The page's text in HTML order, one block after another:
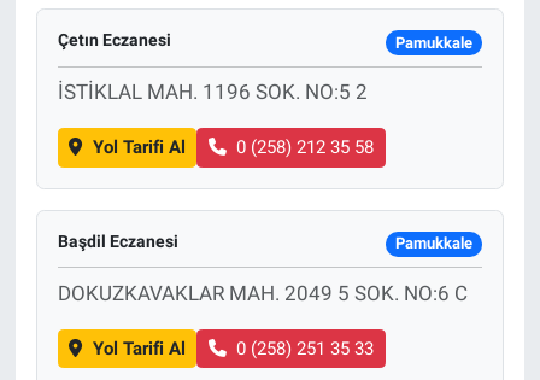
Çetın Eczanesi Pamukkale
İSTİKLAL MAH. 1196 SOK. NO:5 2
Yol Tarifi Al 0 (258) 212 35 58
Başdil Eczanesi Pamukkale
DOKUZKAVAKLAR MAH. 2049 5 SOK. NO:6 C
Yol Tarifi Al 0 (258) 251 35 33